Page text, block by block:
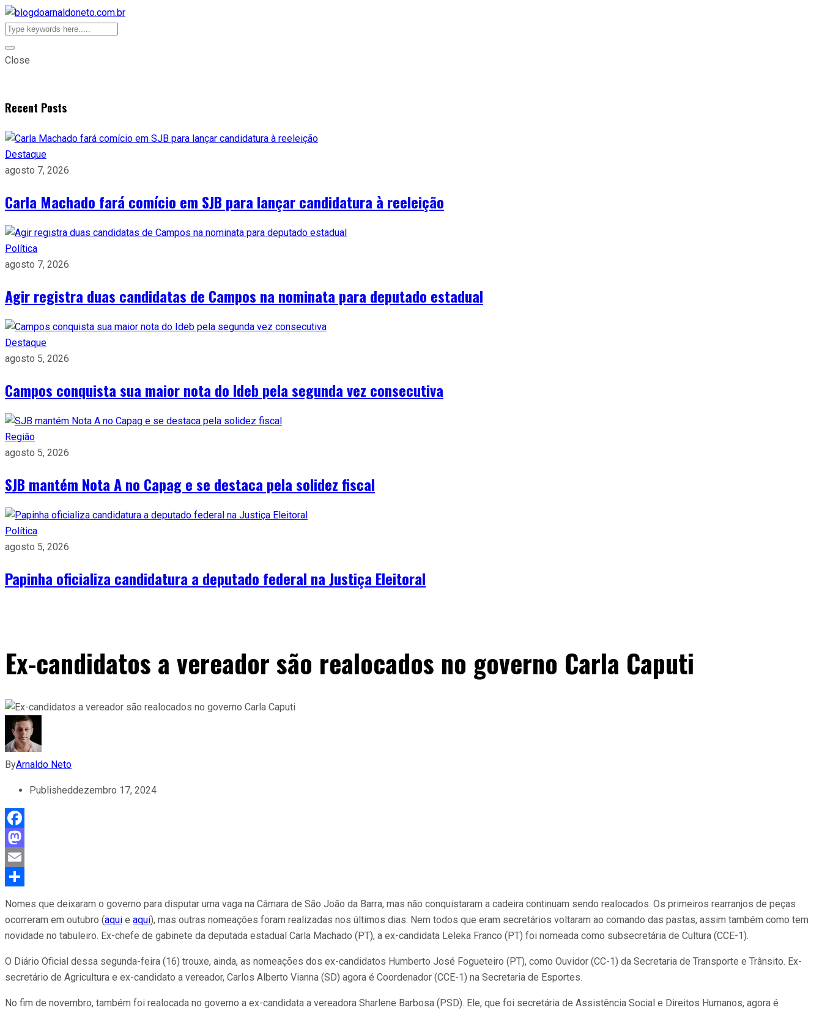
Close
Recent Posts
Destaque
agosto 7, 2026
Carla Machado fará comício em SJB para lançar candidatura à reeleição
Política
agosto 7, 2026
Agir registra duas candidatas de Campos na nominata para deputado estadual
Destaque
agosto 5, 2026
Campos conquista sua maior nota do Ideb pela segunda vez consecutiva
Região
agosto 5, 2026
SJB mantém Nota A no Capag e se destaca pela solidez fiscal
Política
agosto 5, 2026
Papinha oficializa candidatura a deputado federal na Justiça Eleitoral
Ex-candidatos a vereador são realocados no governo Carla Caputi
ByArnaldo Neto
Publisheddezembro 17, 2024
Facebook
Mastodon
Email
Nomes que deixaram o governo para disputar uma vaga na Câmara de São João da Barra, mas não conquistaram a cadeira continuam sendo realocados. Os primeiros rearranjos de peças
ocorreram em outubro (aqui e aqui), mas outras nomeações foram realizadas nos últimos dias. Nem todos que eram secretários voltaram ao comando das pastas, assim também como tem
novidade no tabuleiro. Ex-chefe de gabinete da deputada estadual Carla Machado (PT), a ex-candidata Leleka Franco (PT) foi nomeada como subsecretária de Cultura (CCE-1).
O Diário Oficial dessa segunda-feira (16) trouxe, ainda, as nomeações dos ex-candidatos Humberto José Fogueteiro (PT), como Ouvidor (CC-1) da Secretaria de Transporte e Trânsito. Ex-
secretário de Agricultura e ex-candidato a vereador, Carlos Alberto Vianna (SD) agora é Coordenador (CCE-1) na Secretaria de Esportes.
No fim de novembro, também foi realocada no governo a ex-candidata a vereadora Sharlene Barbosa (PSD). Ele, que foi secretária de Assistência Social e Direitos Humanos, agora é